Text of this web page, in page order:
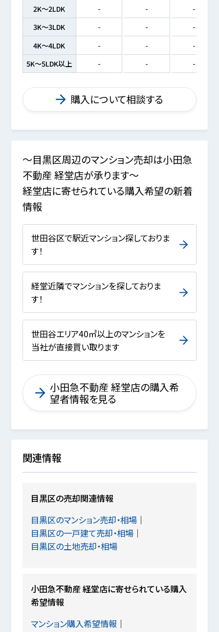
2K～2LDK
3K～3LDK
4K～4LDK
5K～5LDK以上
-
-
-
-
-
-
-
-
-
-
-
-
購入について相談する
～目黒区周辺のマンション売却は小田急
不動産 経堂店が承ります～
経堂店に寄せられている購入希望の新着
情報
世田谷区で駅近マンション探しておりま
す！
経堂近隣でマンションを探しておりま
す！
世田谷エリア40㎡以上のマンションを
当社が直接買い取ります
小田急不動産 経堂店の購入希
望者情報を見る
関連情報
目黒区の売却関連情報
目黒区のマンション売却・相場
目黒区の一戸建て売却・相場
目黒区の土地売却・相場
小田急不動産 経堂店に寄せられている購入
希望情報
マンション購入希望情報